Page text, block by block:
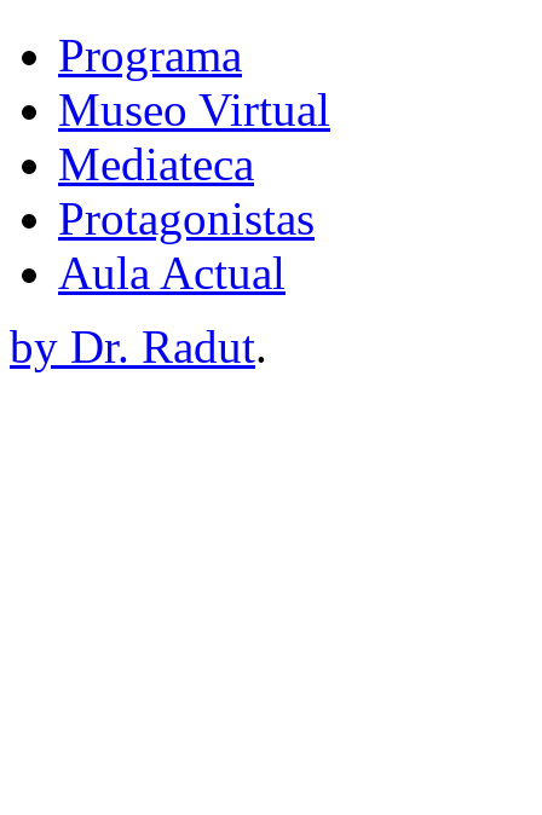
Programa
Museo Virtual
Mediateca
Protagonistas
Aula Actual
by Dr. Radut.